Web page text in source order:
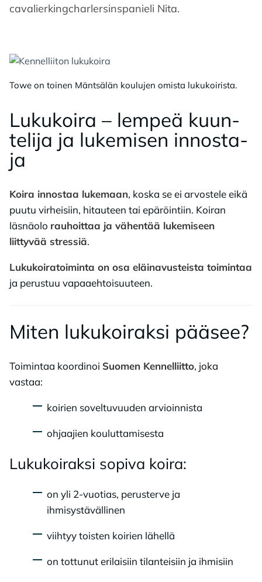
cavalierkingcharlersinspanieli Nita.
Towe on toinen Mäntsälän koulujen omista lukukoirista.
Lu­ku­koi­ra – lem­peä kuun­
te­li­ja ja lu­ke­mi­sen in­nos­ta­
ja
Koira innostaa lukemaan, koska se ei arvostele eikä
puutu virheisiin, hitauteen tai epäröintiin. Koiran
läsnäolo rauhoittaa ja vähentää lukemiseen
liittyvää stressiä.
Lukukoiratoiminta on osa eläinavusteista toimintaa
ja perustuu vapaaehtoisuuteen.
Mi­ten lu­ku­koi­rak­si pää­see?
Toimintaa koordinoi Suomen Kennelliitto, joka
vastaa:
koirien soveltuvuuden arvioinnista
ohjaajien kouluttamisesta
Lu­ku­koi­rak­si so­pi­va koi­ra:
on yli 2-vuotias, perusterve ja
ihmisystävällinen
viihtyy toisten koirien lähellä
on tottunut erilaisiin tilanteisiin ja ihmisiin